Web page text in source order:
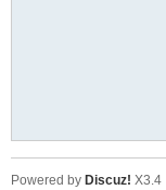
Powered by Discuz! X3.4